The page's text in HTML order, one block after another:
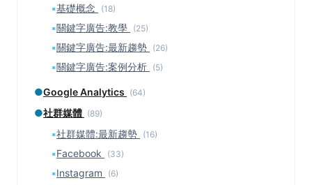
▪基礎概念 (18)
▪關鍵字廣告:教學 (25)
▪關鍵字廣告:最新趨勢 (26)
▪關鍵字廣告:案例分析 (5)
●Google Analytics (64)
●社群媒體 (89)
▪社群媒體:最新趨勢 (16)
▪Facebook (33)
▪Instagram (6)